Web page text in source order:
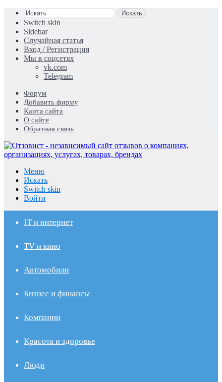
Искать
Switch skin
Sidebar
Случайная статья
Вход / Регистрация
Мы в соцсетях
vk.com
Telegram
Форум
Добавить фирму
Карта сайта
О сайте
Обратная связь
Меню
Искать
Switch skin
Войти
IT и интернет
TV и кино
Автомобили
Бизнес и финансы
Компании
Красота и здоровье
Люди